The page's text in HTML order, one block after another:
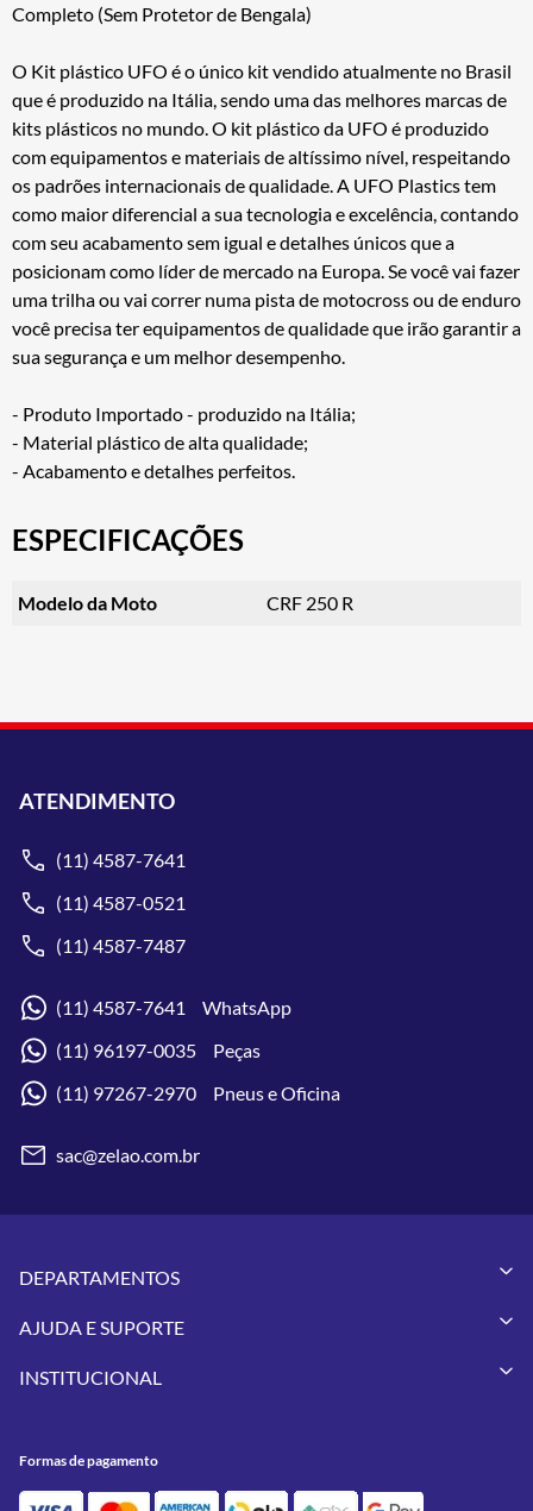
Completo (Sem Protetor de Bengala)
O Kit plástico UFO é o único kit vendido atualmente no Brasil
que é produzido na Itália, sendo uma das melhores marcas de
kits plásticos no mundo. O kit plástico da UFO é produzido
com equipamentos e materiais de altíssimo nível, respeitando
os padrões internacionais de qualidade. A UFO Plastics tem
como maior diferencial a sua tecnologia e excelência, contando
com seu acabamento sem igual e detalhes únicos que a
posicionam como líder de mercado na Europa. Se você vai fazer
uma trilha ou vai correr numa pista de motocross ou de enduro
você precisa ter equipamentos de qualidade que irão garantir a
sua segurança e um melhor desempenho.
- Produto Importado - produzido na Itália;
- Material plástico de alta qualidade;
- Acabamento e detalhes perfeitos.
ESPECIFICAÇÕES
Modelo da Moto CRF 250 R
ATENDIMENTO
(11) 4587-7641
(11) 4587-0521
(11) 4587-7487
(11) 4587-7641 WhatsApp
(11) 96197-0035 Peças
(11) 97267-2970 Pneus e Oficina
sac@zelao.com.br
DEPARTAMENTOS
Vestuários
Pneus
Utilidades
AJUDA E SUPORTE
Meus Pedidos
Política de Privacidade
INSTITUCIONAL
Contato
Formas de pagamento